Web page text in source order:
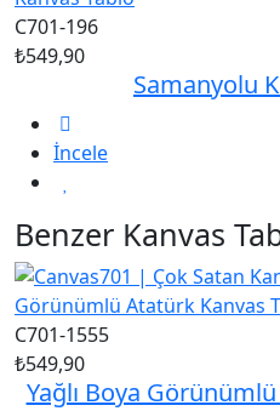
C701-196
₺549,90
Samanyolu
İncele
Benzer Kanvas
C701-1555
₺549,90
Yağlı Boya